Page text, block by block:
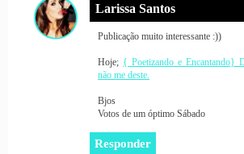
Larissa Santos
Publicação muito interessante :))
Hoje; { Poetizando e Encantando}
não me deste.
Bjos
Votos de um óptimo Sábado
Responder